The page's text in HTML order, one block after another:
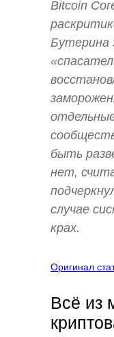
Bitcoin
Бутерина
быть
нет,
случае
крах.
Оригинал
Всё из